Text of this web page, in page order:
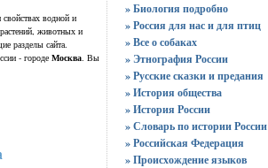
свойствах водной и
животных и
разделы сайта.
- городе Москва. Вы
» Биология подробно
» Россия для нас и для птиц
» Все о собаках
» Этнография России
» Русские сказки и предания
» История общества
» История России
» Словарь по истории России
» Российская Федерация
» Происхождение языков